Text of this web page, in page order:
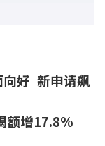
好 新申请飙
额增17.8%